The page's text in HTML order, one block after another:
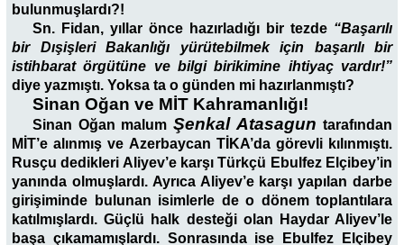
bulunmuşlardı?!
Sn. Fidan, yıllar önce hazırladığı bir tezde “Başarılı
bir Dışişleri Bakanlığı yürütebilmek için başarılı bir
istihbarat örgütüne ve bilgi birikimine ihtiyaç vardır!”
diye yazmıştı. Yoksa ta o günden mi hazırlanmıştı?
Sinan Oğan ve MİT Kahramanlığı!
Sinan Oğan malumŞenkal Atasagun tarafından
MİT’e alınmış ve Azerbaycan TİKA’da görevli kılınmıştı.
Rusçu dedikleri Aliyev’e karşı Türkçü Ebulfez Elçibey’in
yanında olmuşlardı. Ayrıca Aliyev’e karşı yapılan darbe
girişiminde bulunan isimlerle de o dönem toplantılara
katılmışlardı. Güçlü halk desteği olan Haydar Aliyev’le
başa çıkamamışlardı. Sonrasında ise Ebulfez Elçibey